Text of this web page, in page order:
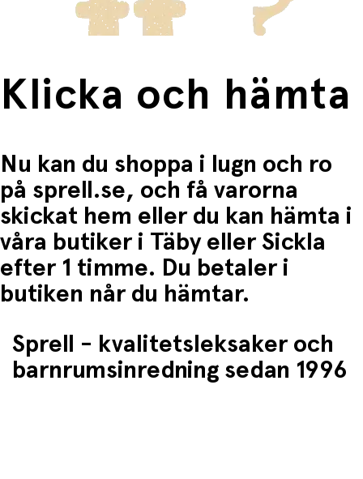
Klicka och hämta
Nu kan du shoppa i lugn och ro
på sprell.se, och få varorna
skickat hem eller du kan hämta i
våra butiker i Täby eller Sickla
efter 1 timme. Du betaler i
butiken når du hämtar.
Sprell - kvalitetsleksaker och
barnrumsinredning sedan 1996